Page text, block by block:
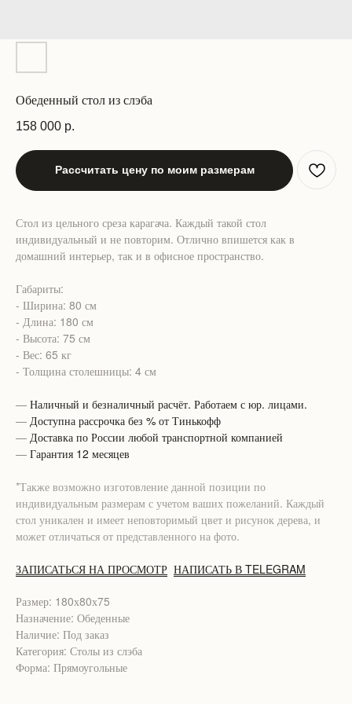
Обеденный стол из слэба
158 000 р.
Рассчитать цену по моим размерам
Стол из цельного среза карагача. Каждый такой стол
индивидуальный и не повторим. Отлично впишется как в
домашний интерьер, так и в офисное пространство.
Габариты:
- Ширина: 80 см
- Длина: 180 см
- Высота: 75 см
- Вес: 65 кг
- Толщина столешницы: 4 см
— Наличный и безналичный расчёт. Работаем с юр. лицами.
— Доступна рассрочка без % от Тинькофф
— Доставка по России любой транспортной компанией
— Гарантия 12 месяцев
*Также возможно изготовление данной позиции по
индивидуальным размерам с учетом ваших пожеланий. Каждый
стол уникален и имеет неповторимый цвет и рисунок дерева, и
может отличаться от представленного на фото.
ЗАПИСАТЬСЯ НА ПРОСМОТР НАПИСАТЬ В TELEGRAM
Размер: 180х80х75
Назначение: Обеденные
Наличие: Под заказ
Категория: Столы из слэба
Форма: Прямоугольные